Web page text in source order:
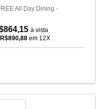
All Day Dining -
à vista
R$890,88em 12X